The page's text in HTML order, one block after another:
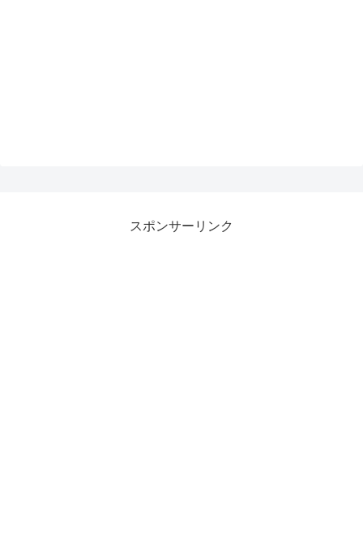
スポンサーリンク